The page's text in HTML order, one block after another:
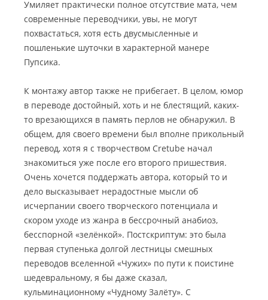
Умиляет практически полное отсутствие мата, чем
современные переводчики, увы, не могут
похвастаться, хотя есть двусмысленные и
пошленькие шуточки в характерной манере
Пупсика.
К монтажу автор также не прибегает. В целом, юмор
в переводе достойный, хоть и не блестящий, каких-
то врезающихся в память перлов не обнаружил. В
общем, для своего времени был вполне прикольный
перевод, хотя я с творчеством Cretube начал
знакомиться уже после его второго пришествия.
Очень хочется поддержать автора, который то и
дело высказывает нерадостные мысли об
исчерпании своего творческого потенциала и
скором уходе из жанра в бессрочный анабиоз,
бесспорной «зелёнкой». Постскриптум: это была
первая ступенька долгой лестницы смешных
переводов вселенной «Чужих» по пути к поистине
шедевральному, я бы даже сказал,
кульминационному «Чудному Залёту». С